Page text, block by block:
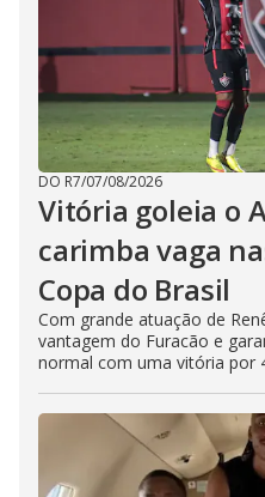
DO R7/07/08/2026
Vitória goleia o
carimba vaga
Copa do Brasil
Com grande atuação de
vantagem do Furacão e
normal com uma vitória por